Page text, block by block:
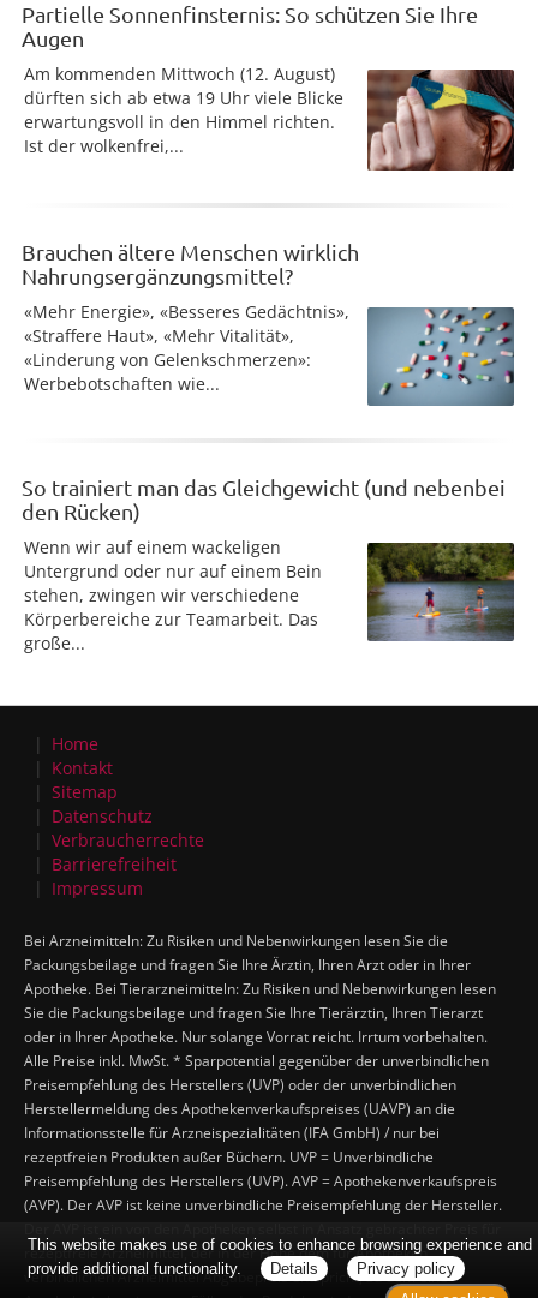
Partielle Sonnenfinsternis: So schützen Sie Ihre
Augen
Am kommenden Mittwoch (12. August)
dürften sich ab etwa 19 Uhr viele Blicke
erwartungsvoll in den Himmel richten.
Ist der wolkenfrei,...
Brauchen ältere Menschen wirklich
Nahrungsergänzungsmittel?
«Mehr Energie», «Besseres Gedächtnis»,
«Straffere Haut», «Mehr Vitalität»,
«Linderung von Gelenkschmerzen»:
Werbebotschaften wie...
So trainiert man das Gleichgewicht (und nebenbei
den Rücken)
Wenn wir auf einem wackeligen
Untergrund oder nur auf einem Bein
stehen, zwingen wir verschiedene
Körperbereiche zur Teamarbeit. Das
große...
Home
Kontakt
Sitemap
Datenschutz
Verbraucherrechte
Barrierefreiheit
Impressum
Bei Arzneimitteln: Zu Risiken und Nebenwirkungen lesen Sie die
Packungsbeilage und fragen Sie Ihre Ärztin, Ihren Arzt oder in Ihrer
Apotheke. Bei Tierarzneimitteln: Zu Risiken und Nebenwirkungen lesen
Sie die Packungsbeilage und fragen Sie Ihre Tierärztin, Ihren Tierarzt
oder in Ihrer Apotheke. Nur solange Vorrat reicht. Irrtum vorbehalten.
Alle Preise inkl. MwSt. * Sparpotential gegenüber der unverbindlichen
Preisempfehlung des Herstellers (UVP) oder der unverbindlichen
Herstellermeldung des Apothekenverkaufspreises (UAVP) an die
Informationsstelle für Arzneispezialitäten (IFA GmbH) / nur bei
rezeptfreien Produkten außer Büchern. UVP = Unverbindliche
Preisempfehlung des Herstellers (UVP). AVP = Apothekenverkaufspreis
(AVP). Der AVP ist keine unverbindliche Preisempfehlung der Hersteller.
rezeptfreie Arzneimittel, der in der Höhe dem für Apotheken
verbindlichen Arzneimittel Abgabepreis entspricht, zu dem eine
This website makes use of cookies to enhance browsing experience and
provide additional functionality.
Details
Privacy policy